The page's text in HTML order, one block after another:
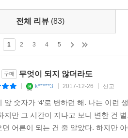
전체 리뷰 (83)
1 2 3 4 5
구매 무엇이 되지 않더라도
k*****3 2017-12-26 신고
앞 숫자가 ‘4’로 변하던 해. 나는 이런
지만 그 시간이 지나고 보니 변한 건
면 어른이 되는 건 줄 알았다. 하지만